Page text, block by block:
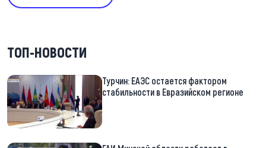
ТОП-НОВОСТИ
Турчин: ЕАЭС остается фактором
стабильности в Евразийском регионе